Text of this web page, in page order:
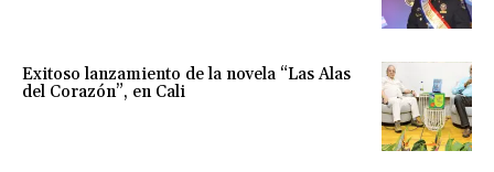
Exitoso lanzamiento de la novela “Las Alas
del Corazón”, en Cali